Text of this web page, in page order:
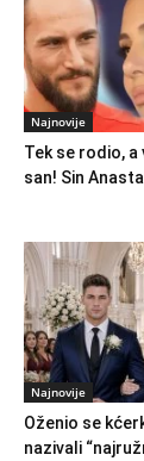
Najnovije
Tek se rodio, a
san! Sin
Najnovije
Oženio se
nazivali